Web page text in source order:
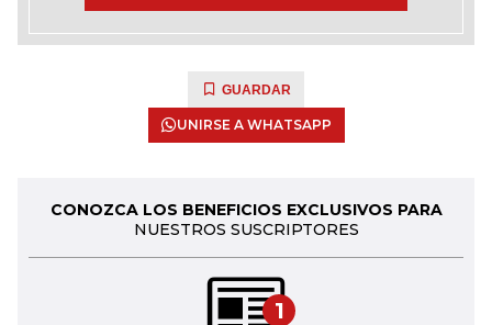
GUARDAR
UNIRSE A WHATSAPP
CONOZCA LOS BENEFICIOS EXCLUSIVOS PARA
NUESTROS SUSCRIPTORES
1